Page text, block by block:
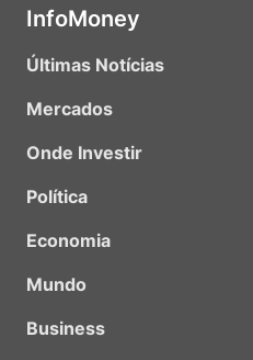
InfoMoney
Últimas Notícias
Mercados
Onde Investir
Política
Economia
Mundo
Business